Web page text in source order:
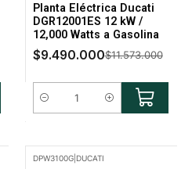
Planta Eléctrica Ducati
DGR12001ES 12 kW /
12,000 Watts a Gasolina
$9.490.000$11.573.000
Cantidad
DPW3100G| DUCATI